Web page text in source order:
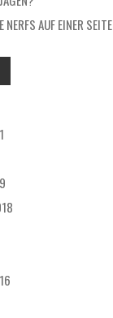
NERFS AUF EINER SEITE